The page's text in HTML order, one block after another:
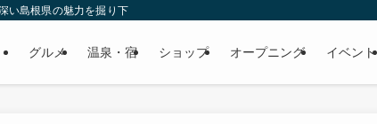
島根県の魅力を掘り下げてみた
グルメ 温泉・宿 ショップ オープニング イベント